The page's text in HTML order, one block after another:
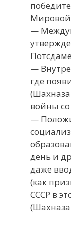
Мировой
—
—
где
войны
—
день и
даже
(как
СССР в